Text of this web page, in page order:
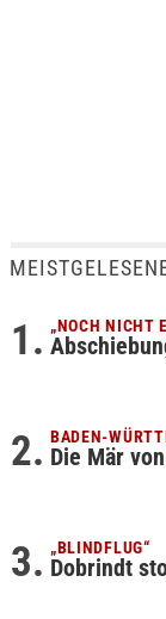
„NOCH NICHT
BADEN-
Die Mär
„BLINDFLUG“
Dobrindt